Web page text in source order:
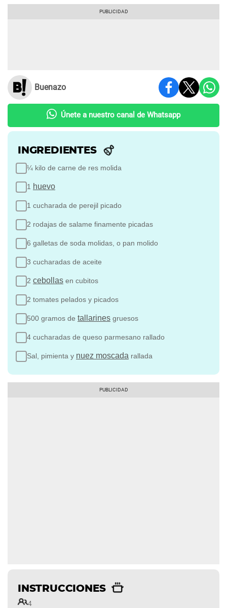
Buenazo
Únete a nuestro canal de Whatsapp
INGREDIENTES
¼ kilo de carne de res molida
1 huevo
1 cucharada de perejil picado
2 rodajas de salame finamente picadas
6 galletas de soda molidas, o pan molido
3 cucharadas de aceite
2 cebollas en cubitos
2 tomates pelados y picados
500 gramos de tallarines gruesos
4 cucharadas de queso parmesano rallado
Sal, pimienta y nuez moscada rallada
INSTRUCCIONES
4